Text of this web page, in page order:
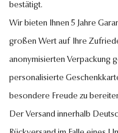
bestätigt.
Wir bieten Ihnen 5 Jahre
großen Wert auf Ihre
anonymisierten Verpackung
personalisierte
besondere Freude zu
Der Versand innerhalb